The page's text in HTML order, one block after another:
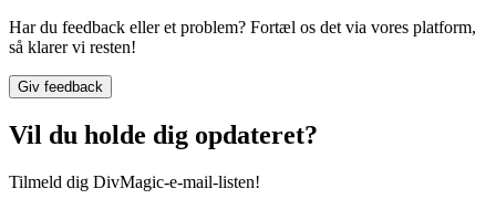
Har du feedback eller et problem? Fortæl os det via vores platform,
så klarer vi resten!
Giv feedback
Vil du holde dig opdateret?
Tilmeld dig DivMagic-e-mail-listen!